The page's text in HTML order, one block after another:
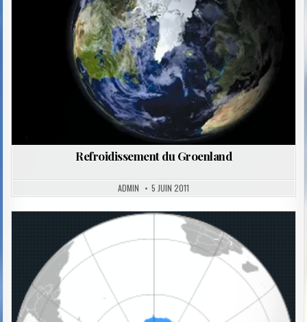
Refroidissement du Groenland
ADMIN 5 JUIN 2011